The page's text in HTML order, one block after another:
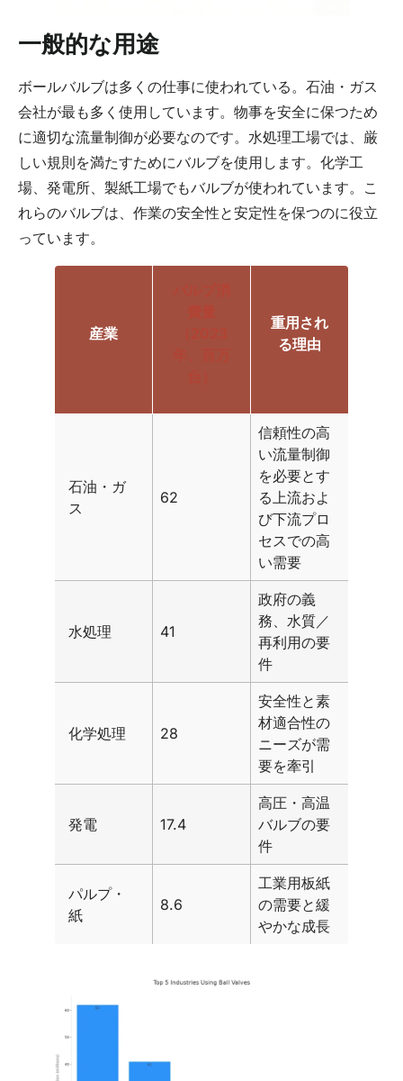
一般的な用途
ボールバルブは多くの仕事に使われている。石油・ガス
会社が最も多く使用しています。物事を安全に保つため
に適切な流量制御が必要なのです。水処理工場では、厳
しい規則を満たすためにバルブを使用します。化学工
場、発電所、製紙工場でもバルブが使われています。こ
れらのバルブは、作業の安全性と安定性を保つのに役立
っています。
産業
重用され
る理由
石油・ガ
ス
62
信頼性の高
い流量制御
を必要とす
る上流およ
び下流プロ
セスでの高
い需要
水処理 41
政府の義
務、水質／
再利用の要
件
化学処理 28
安全性と素
材適合性の
ニーズが需
要を牽引
発電 17.4
高圧・高温
バルブの要
件
パルプ・
紙
8.6
工業用板紙
の需要と緩
やかな成長